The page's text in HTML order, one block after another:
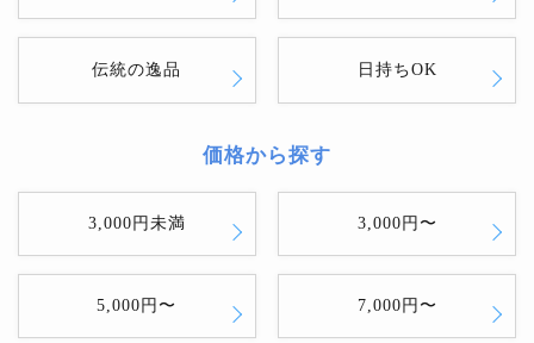
伝統の逸品 日持ちOK
価格から探す
3,000円未満 3,000円〜
5,000円〜 7,000円〜